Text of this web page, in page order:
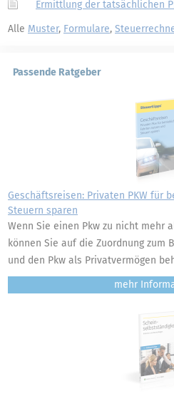
Ermittlung der tatsächlichen
Alle Muster, Formulare,
Passende Ratgeber
Geschäftsreisen: Privaten PKW für
Steuern sparen
Wenn Sie einen Pkw zu nicht mehr
können Sie auf die Zuordnung zum
und den Pkw als Privatvermögen
mehr